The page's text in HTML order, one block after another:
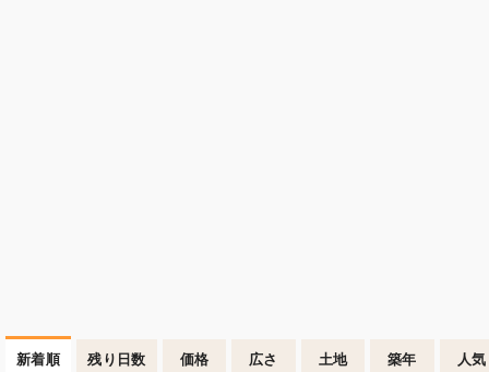
新着順 残り日数 価格 広さ 土地 築年 人気